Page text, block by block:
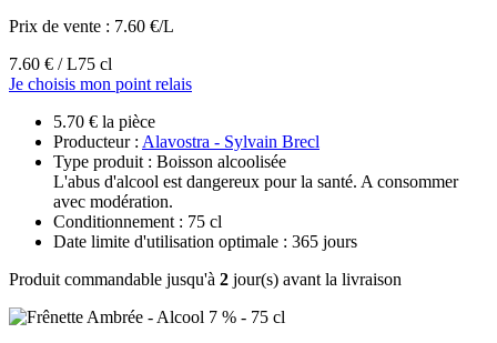
Prix de vente : 7.60 €/L
7.60 € / L75 cl
Je choisis mon point relais
5.70 € la pièce
Producteur : Alavostra - Sylvain Brecl
Type produit : Boisson alcoolisée
L'abus d'alcool est dangereux pour la santé. A consommer
avec modération.
Conditionnement : 75 cl
Date limite d'utilisation optimale : 365 jours
Produit commandable jusqu'à 2 jour(s) avant la livraison